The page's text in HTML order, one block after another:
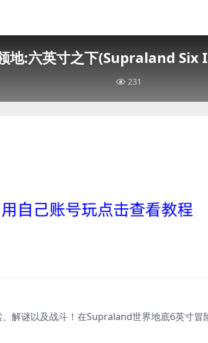
地:六英寸之下(Supraland
231
解谜以及战斗！在Supraland世界地底6英寸冒